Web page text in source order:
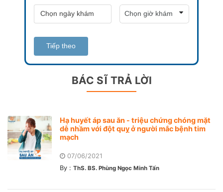
Tiếp theo
BÁC SĨ TRẢ LỜI
Hạ huyết áp sau ăn - triệu chứng chóng mặt
dễ nhầm với đột quỵ ở người mắc bệnh tim
mạch
07/06/2021
By : ThS. BS. Phùng Ngọc Minh Tấn